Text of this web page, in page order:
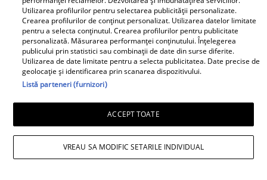
Elle
Cum arată și cu ce se ocupă
acum fosta soție a lui Adrian
Sârbu și unul dintre cele mai
apreciate modele din anii 90. A
Utilizarea profilurilor pentru selectarea publicității personalizate.
Crearea profilurilor de conținut personalizat. Utilizarea datelor limitate
pentru a selecta conținutul. Crearea profilurilor pentru publicitate
personalizată. Măsurarea performanței conținutului. Înțelegerea
publicului prin statistici sau combinații de date din surse diferite.
Utilizarea de date limitate pentru a selecta publicitatea. Date precise de
geolocație și identificarea prin scanarea dispozitivului.
Listă parteneri (furnizori)
ACCEPT TOATE
VREAU SA MODIFIC SETARILE INDIVIDUAL